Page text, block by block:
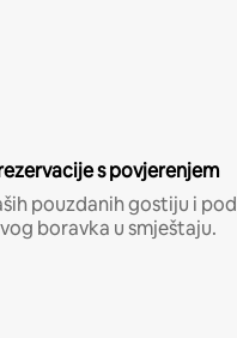
s povjerenjem
pouzdanih gostiju i
boravka u smještaju.